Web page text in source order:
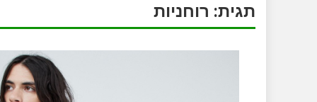
תגית: רוחניות